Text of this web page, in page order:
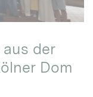
der
Dom